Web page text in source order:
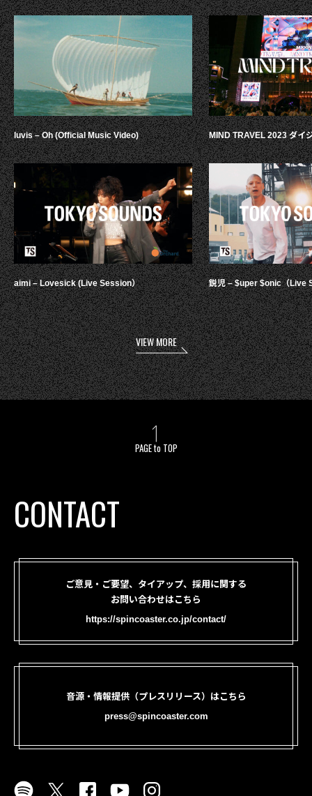
luvis – Oh (Official Music Video)
aimi – Lovesick (Live Session）
MIND TRAVEL 2023 ダイ
鋭児 – $uper $onic（Live
VIEW MORE
PAGE to TOP
CONTACT
ご意見・ご要望、タイアップ、採用に関する
お問い合わせはこちら
https://spincoaster.co.jp/contact/
音源・情報提供（プレスリリース）はこちら
press@spincoaster.com